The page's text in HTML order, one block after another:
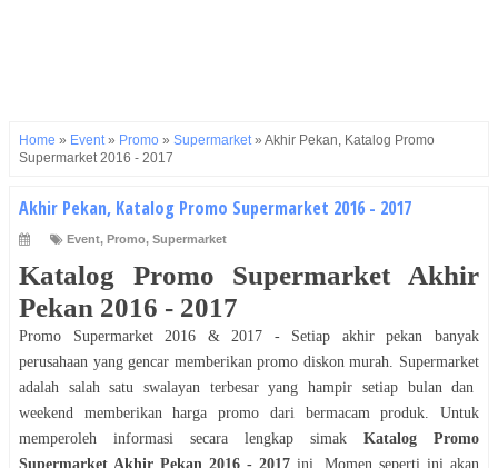
Home » Event» Promo » Supermarket» Akhir Pekan, Katalog Promo
Supermarket 2016 - 2017
Akhir Pekan, Katalog Promo Supermarket 2016 - 2017
Event, Promo, Supermarket
Katalog Promo SupermarketAkhir
Pekan 2016 - 2017
Promo Supermarket2016 & 2017 - Setiap akhir pekan banyak
perusahaan yang gencar memberikan promo diskon murah. Supermarket
adalah salah satu swalayan terbesar yang hampir setiap bulan dan
weekend memberikan harga promo dari bermacam produk. Untuk
memperoleh informasi secara lengkap simak Katalog Promo
Supermarket Akhir Pekan 2016 - 2017 ini. Momen seperti ini akan